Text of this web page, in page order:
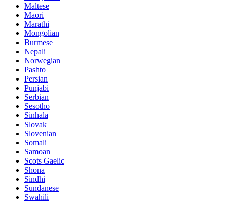
Maltese
Maori
Marathi
Mongolian
Burmese
Nepali
Norwegian
Pashto
Persian
Punjabi
Serbian
Sesotho
Sinhala
Slovak
Slovenian
Somali
Samoan
Scots Gaelic
Shona
Sindhi
Sundanese
Swahili